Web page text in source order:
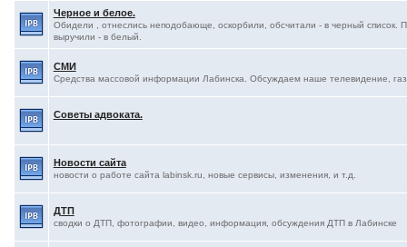
Черное и белое.
Обидели , отнеслись неподобающе, оскорбили, обсчитали - в черный список.
выручили - в белый.
СМИ
Средства массовой информации Лабинска. Обсуждаем наше телевидение,
Советы адвоката.
Новости сайта
новости о работе сайта labinsk.ru, новые сервисы, изменения, и т.д.
ДТП
сводки о ДТП, фотографии, видео, информация, обсуждения ДТП в Лабинске